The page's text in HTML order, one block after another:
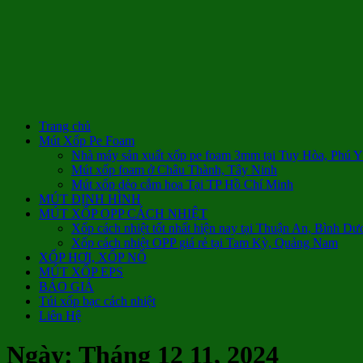
Trang chủ
Mút Xốp Pe Foam
Nhà máy sản xuất xốp pe foam 3mm tại Tuy Hòa, Phú
Mút xốp foam ở Châu Thành, Tây Ninh
Mút xốp dẻo cắm hoa Tại TP Hồ Chí Minh
MÚT ĐỊNH HÌNH
MÚT XỐP OPP CÁCH NHIỆT
Xốp cách nhiệt tốt nhất hiện nay tại Thuận An, Bình
Xốp cách nhiệt OPP giá rẻ tại Tam Kỳ, Quảng Nam
XỐP HƠI, XỐP NỔ
MÚT XỐP EPS
BÁO GIÁ
Túi xốp bạc cách nhiệt
Liên Hệ
Ngày: Tháng 12 11, 2024